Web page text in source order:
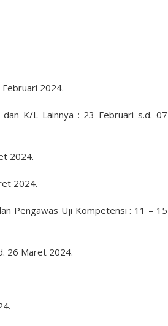
Februari 2024.
K/L Lainnya : 23 Februari s.d. 07
2024.
2024.
Pengawas Uji Kompetensi : 11 – 15
26 Maret 2024.